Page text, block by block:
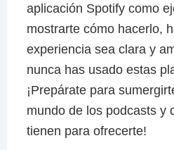
aplicación Spotify como
mostrarte cómo hacerlo,
experiencia sea clara y
nunca has usado estas
¡Prepárate para
mundo de los podcasts y
tienen para ofrecerte!